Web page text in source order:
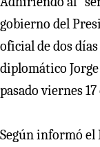
gobierno del
oficial de dos
diplomático
pasado viernes
Según informó